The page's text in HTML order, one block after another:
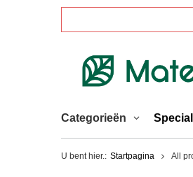
Categorieën
U bent hier.: Startpagina All